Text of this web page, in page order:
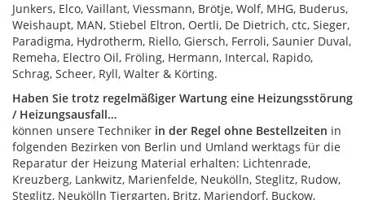
Junkers, Elco, Vaillant, Viessmann, Brötje, Wolf, MHG, Buderus,
Weishaupt, MAN, Stiebel Eltron, Oertli, De Dietrich, ctc, Sieger,
Paradigma, Hydrotherm, Riello, Giersch, Ferroli, Saunier Duval,
Remeha, Electro Oil, Fröling, Hermann, Intercal, Rapido,
Schrag, Scheer, Ryll, Walter & Körting.
Haben Sie trotz regelmäßiger Wartung eine Heizungsstörung
/ Heizungsausfall…
können unsere Techniker in der Regel ohne Bestellzeiten in
folgenden Bezirken von Berlin und Umland werktags für die
Reparatur der Heizung Material erhalten: Lichtenrade,
Kreuzberg, Lankwitz, Marienfelde, Neukölln, Steglitz, Rudow,
Steglitz, Neukölln Tiergarten, Britz, Mariendorf, Buckow,